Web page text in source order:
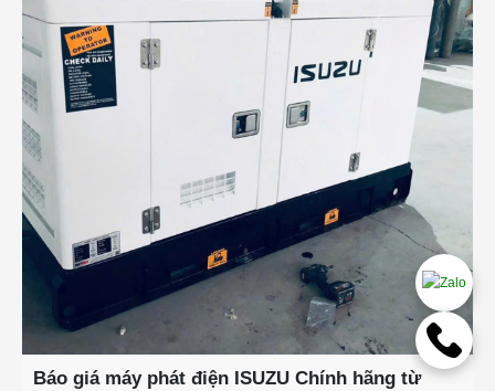
Báo giá máy phát điện ISUZU Chính hãng từ